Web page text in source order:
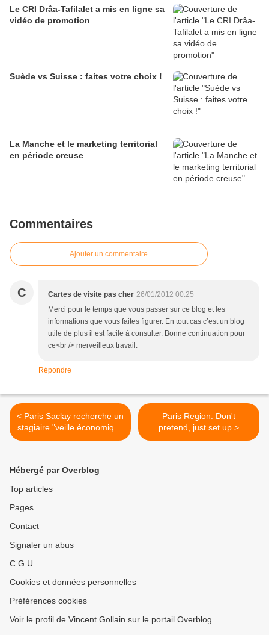
Le CRI Drâa-Tafilalet a mis en ligne sa
vidéo de promotion
Suède vs Suisse : faites votre choix !
La Manche et le marketing territorial
en période creuse
Commentaires
Ajouter un commentaire
C Cartes de visite pas cher 26/01/2012 00:25
Merci pour le temps que vous passer sur ce blog et les
informations que vous faites figurer. En tout cas c’est un blog
utile de plus il est facile à consulter. Bonne continuation pour
ce<br /> merveilleux travail.
Répondre
< Paris Saclay recherche un
stagiaire "veille économique
international"
Paris Region. Don't
pretend, just set up >
Hébergé par Overblog
Top articles
Pages
Contact
Signaler un abus
C.G.U.
Cookies et données personnelles
Préférences cookies
Voir le profil de Vincent Gollain sur le portail Overblog